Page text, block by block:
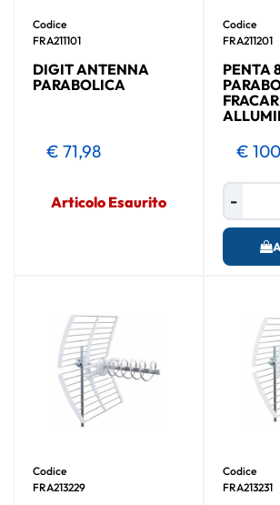
Codice
FRA211101
DIGIT ANTENNA
PARABOLICA
€ 71,98
Articolo Esaurito
Codice
FRA211201
PENTA
€
Codice
FRA213229
Codice
FRA213231